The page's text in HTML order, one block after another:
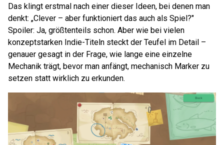
Das klingt erstmal nach einer dieser Ideen, bei denen man
denkt: „Clever – aber funktioniert das auch als Spiel?"
Spoiler: Ja, größtenteils schon. Aber wie bei vielen
konzeptstarken Indie-Titeln steckt der Teufel im Detail –
genauer gesagt in der Frage, wie lange eine einzelne
Mechanik trägt, bevor man anfängt, mechanisch Marker zu
setzen statt wirklich zu erkunden.